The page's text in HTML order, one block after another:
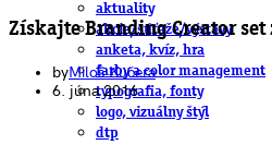
aktuality
akcie/súťaže/výstavy
anketa, kvíz, hra
farby a color management
typografia, fonty
logo, vizuálny štýl
dtp
Získajte Branding Creator set
byMiloš Kučera
6. júna 2016